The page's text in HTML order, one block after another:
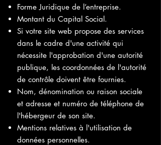
Forme Juridique de l’entreprise.
Montant du Capital Social.
Si votre site web propose des services
dans le cadre d'une activité qui
nécessite l'approbation d'une autorité
publique, les coordonnées de l'autorité
de contrôle doivent être fournies. ​​​
Nom, dénomination ou raison sociale
et adresse et numéro de téléphone de
l'hébergeur de son site.
Mentions relatives à l'utilisation de
données personnelles.